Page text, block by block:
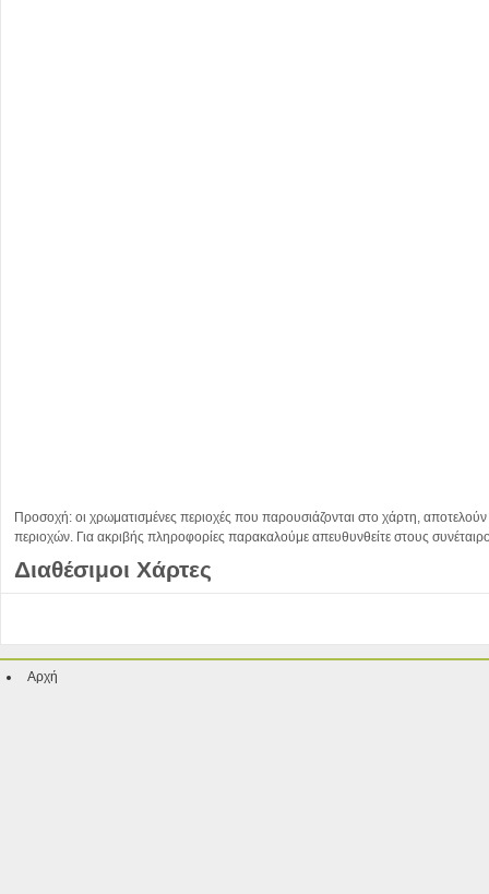
Προσοχή: οι χρωματισμένες περιοχές που παρουσιάζονται στο χάρτη,
περιοχών. Για ακριβής πληροφορίες παρακαλούμε απευθυνθείτε στους
Διαθέσιμοι Χάρτες
Αρχή